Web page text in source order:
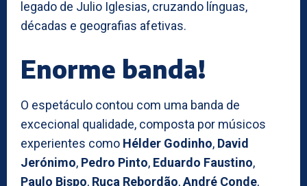
legado de Julio Iglesias, cruzando línguas,
décadas e geografias afetivas.
Enorme banda!
O espetáculo contou com uma banda de
excecional qualidade, composta por músicos
experientes como Hélder Godinho, David
Jerónimo, Pedro Pinto, Eduardo Faustino,
Paulo Bispo, Ruca Rebordão,André Conde,